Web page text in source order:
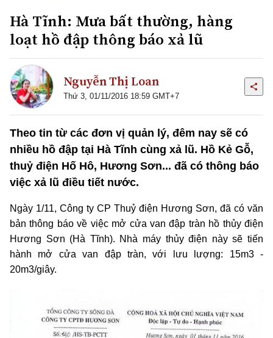
Hà Tĩnh: Mưa bất thường, hàng
loạt hồ đập thông báo xả lũ
Nguyễn Thị Loan
Thứ 3, 01/11/2016 18:59 GMT+7
Theo tin từ các đơn vị quản lý, đêm nay sẽ có
nhiều hồ đập tại Hà Tĩnh cùng xả lũ. Hồ Kẻ Gỗ,
thuỷ điện Hố Hô, Hương Sơn... đã có thông báo
việc xả lũ điều tiết nước.
Ngày 1/11, Công ty CP Thuỷ điện Hương Sơn, đã có văn
bản thông báo về việc mở cửa van đập tràn hồ thủy điện
Hương Sơn (Hà Tĩnh). Nhà máy thủy điện này sẽ tiến
hành mở cửa van đập tràn, với lưu lượng: 15m3 -
20m3/giây.